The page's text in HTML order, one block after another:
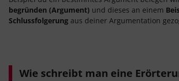
begründen (Argument) und dieses an einem
Schlussfolgerung aus deiner Argumentation
Wie schreibt man eine